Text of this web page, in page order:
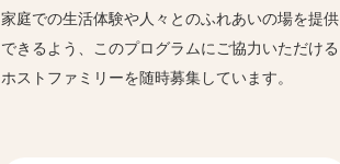
家庭での生活体験や人々とのふれあいの場を提供
できるよう、このプログラムにご協力いただける
ホストファミリーを随時募集しています。